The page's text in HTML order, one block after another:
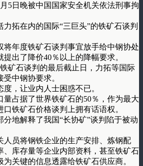
5日晚被中国国家安全机关依法刑事拘
在内的国际“三巨头”的铁矿石谈判
年度铁矿石谈判事宜放手给中钢协处
出了降价40％以上的降幅要求。
石谈判的最后截止日，力拓等国际
中钢协要求。
，让业内人士困惑不已。
占据了世界铁矿石的50％，作为最大
铁矿石价格谈判上拥有话语权。
地解释了我国“长协矿”谈判陷于被动
员将钢铁企业的生产安排、炼钢配
、库存量等企业内部资料，甚至铁矿石
关键的信息透露给铁矿石供应商。